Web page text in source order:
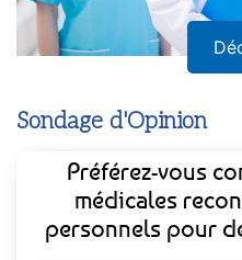
Sondage d'Opinion
Préférez-vous
médicales
personnels pour